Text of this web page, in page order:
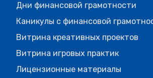
Дни финансовой грамотности
Каникулы с финансовой
Витрина креативных проектов
Витрина игровых практик
Лицензионные материалы